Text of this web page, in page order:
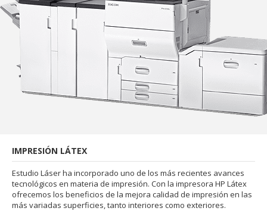
IMPRESIÓN LÁTEX
Estudio Láser ha incorporado uno de los más recientes avances
tecnológicos en materia de impresión. Con la impresora HP Látex
ofrecemos los beneficios de la mejora calidad de impresión en las
más variadas superficies, tanto interiores como exteriores.